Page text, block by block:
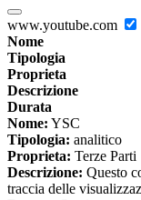
www.youtube.com
Nome
Tipologia
Proprieta
Descrizione
Durata
Nome: YSC
Tipologia: analitico
Proprieta: Terze Parti
Descrizione: Questo
traccia delle